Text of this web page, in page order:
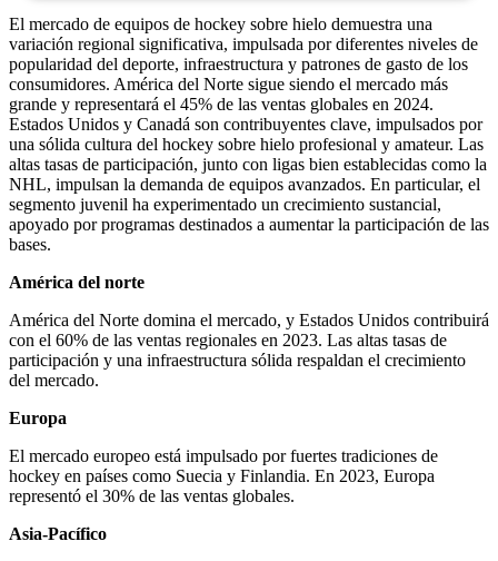
El mercado de equipos de hockey sobre hielo demuestra una
variación regional significativa, impulsada por diferentes niveles de
popularidad del deporte, infraestructura y patrones de gasto de los
consumidores. América del Norte sigue siendo el mercado más
grande y representará el 45% de las ventas globales en 2024.
Estados Unidos y Canadá son contribuyentes clave, impulsados ​​por
una sólida cultura del hockey sobre hielo profesional y amateur. Las
altas tasas de participación, junto con ligas bien establecidas como la
NHL, impulsan la demanda de equipos avanzados. En particular, el
segmento juvenil ha experimentado un crecimiento sustancial,
apoyado por programas destinados a aumentar la participación de las
bases.
América del norte
América del Norte domina el mercado, y Estados Unidos contribuirá
con el 60% de las ventas regionales en 2023. Las altas tasas de
participación y una infraestructura sólida respaldan el crecimiento
del mercado.
Europa
El mercado europeo está impulsado por fuertes tradiciones de
hockey en países como Suecia y Finlandia. En 2023, Europa
representó el 30% de las ventas globales.
Asia-Pacífico